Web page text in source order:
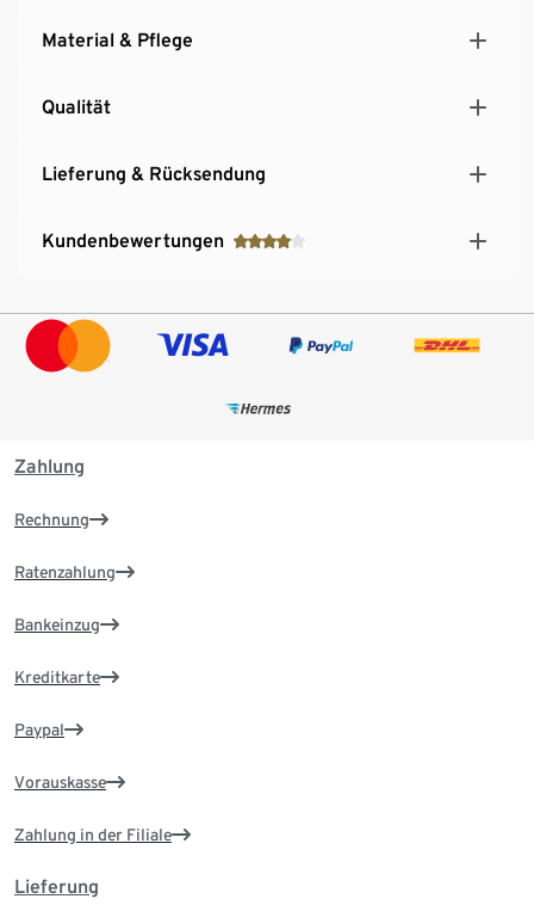
Material & Pflege
Qualität
Lieferung & Rücksendung
Kundenbewertungen
Zahlung
Rechnung
Ratenzahlung
Bankeinzug
Kreditkarte
Paypal
Vorauskasse
Zahlung in der Filiale
Lieferung